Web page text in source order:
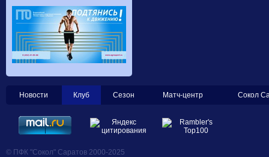
Новости Клуб Сезон Матч-центр Сокол
© ПФК "Сокол" Саратов 2000-2025